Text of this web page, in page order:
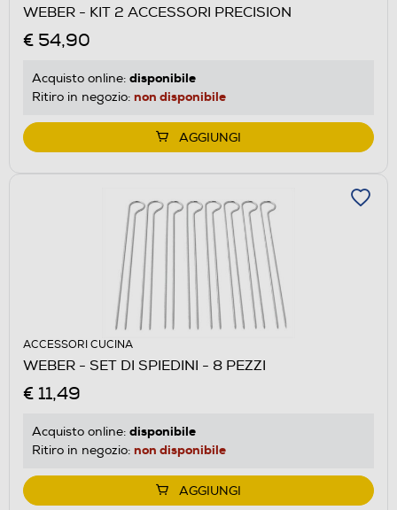
WEBER - KIT 2 ACCESSORI PRECISION
€ 54,90
Acquisto online: disponibile
Ritiro in negozio: non disponibile
AGGIUNGI
ACCESSORI CUCINA
WEBER - SET DI SPIEDINI - 8 PEZZI
€ 11,49
Acquisto online: disponibile
Ritiro in negozio: non disponibile
AGGIUNGI